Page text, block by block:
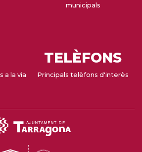
municipals
a la via
TELÈFONS
Principals telèfons d'interès